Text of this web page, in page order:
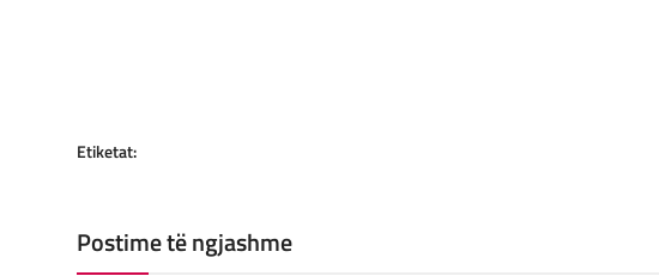
Etiketat:
Postime të ngjashme